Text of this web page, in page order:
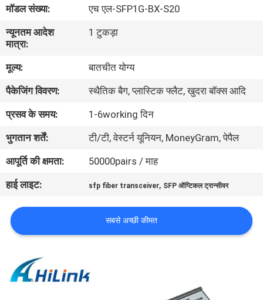
कारखाने
का
गुणवत्ता
नियंत्रण
हमसे
संपर्क
करें
समाचार
मामले
मॉडल संख्या:
एच एल-SFP1G-BX-S20
न्यूनतम आदेश
मात्रा:
1 टुकड़ा
मूल्य:
बातचीत योग्य
पैकेजिंग विवरण:
स्थैतिक बैग, प्लास्टिक फ्लैट, खुदरा बॉक्स आदि
प्रसव के समय:
1-6working दिन
भुगतान शर्तें:
टी/टी, वेस्टर्न यूनियन, MoneyGram, पेपैल
आपूर्ति की क्षमता:
50000pairs / माह
हाई लाइट:
sfp fiber transceiver, SFP ऑप्टिकल ट्रान्सीवर
सबसे अच्छी कीमत